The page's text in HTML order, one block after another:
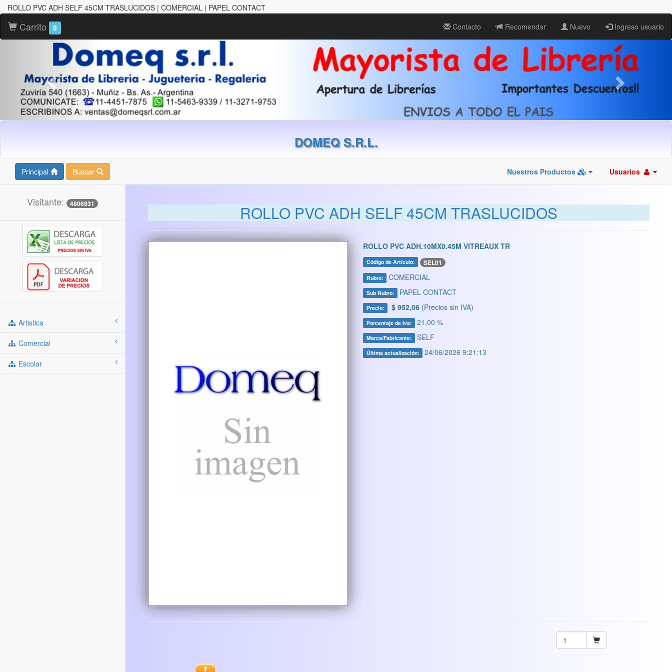
ROLLO PVC ADH SELF 45CM TRASLUCIDOS | COMERCIAL | PAPEL CONTACT
Carrito 0 Contacto Recomendar Nuevo Ingreso usuario
DOMEQ S.R.L.
Principal Buscar Nuestros Productos Usuarios
Visitante: 4806931
Artistica
Comercial
Escolar
ROLLO PVC ADH SELF 45CM TRASLUCIDOS
ROLLO PVC ADH.10MX0.45M VITREAUX TR
Código de Artículo: SEL01
Rubro: COMERCIAL
Sub Rubro: PAPEL CONTACT
Precio: $ 952,06 (Precios sin IVA)
Porcentaje de Iva: 21,00 %
Marca/Fabricante: SELF
Última actualización: 24/06/2026 9:21:13